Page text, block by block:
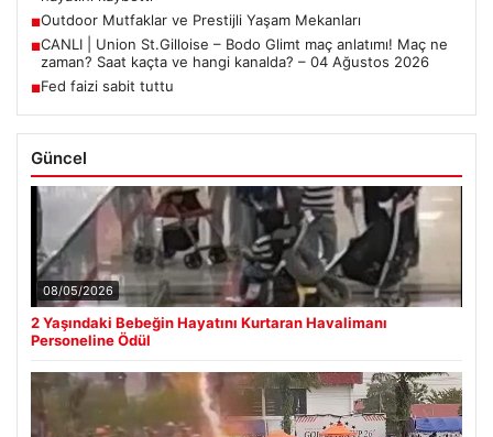
■Outdoor Mutfaklar ve Prestijli Yaşam Mekanları
■CANLI | Union St.Gilloise – Bodo Glimt maç anlatımı! Maç ne
zaman? Saat kaçta ve hangi kanalda? – 04 Ağustos 2026
■Fed faizi sabit tuttu
Güncel
08/05/2026
2 Yaşındaki Bebeğin Hayatını Kurtaran Havalimanı
Personeline Ödül